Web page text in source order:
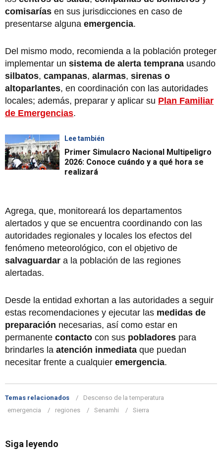
comisarías en sus jurisdicciones en caso de
presentarse alguna emergencia.
Del mismo modo, recomienda a la población proteger
implementar un sistema de alerta temprana usando
silbatos, campanas, alarmas, sirenas o
altoparlantes, en coordinación con las autoridades
locales; además, preparar y aplicar su Plan Familiar
de Emergencias.
Lee también
Primer Simulacro Nacional Multipeligro
2026: Conoce cuándo y a qué hora se
realizará
Agrega, que, monitoreará los departamentos
alertados y que se encuentra coordinando con las
autoridades regionales y locales los efectos del
fenómeno meteorológico, con el objetivo de
salvaguardar a la población de las regiones
alertadas.
Desde la entidad exhortan a las autoridades a seguir
estas recomendaciones y ejecutar las medidas de
preparación necesarias, así como estar en
permanente contacto con sus pobladores para
brindarles la atención inmediata que puedan
necesitar frente a cualquier emergencia.
Temas relacionados
Descenso de la temperatura
emergencia
regiones Senamhi Sierra
Siga leyendo